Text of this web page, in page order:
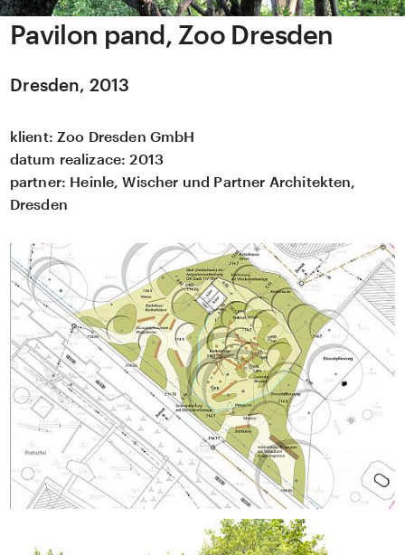
Pavilon pand, Zoo Dresden
Dresden, 2013
klient: Zoo Dresden GmbH
datum realizace: 2013
partner: Heinle, Wischer und Partner Architekten,
Dresden